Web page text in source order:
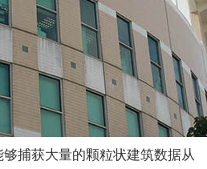
捕获大量的颗粒状建筑数据从